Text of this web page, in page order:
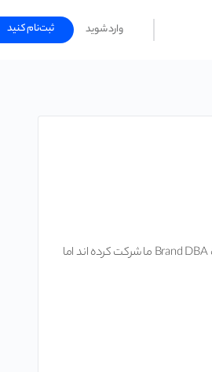
وارد شوید ثبت‌نام کنید
این طرح مخصوص دانشجویانی است که در دوره Brand DBA ما شرکت کرده اند اما